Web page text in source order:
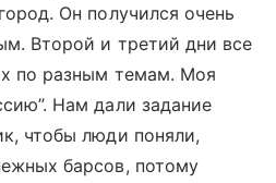
Он получился очень
Второй и третий дни все
по разным темам. Моя
Нам дали задание
чтобы люди поняли,
барсов, потому